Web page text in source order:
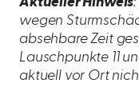
wegen
absehbare Zeit
Lauschpunkte 11
aktuell vor Ort